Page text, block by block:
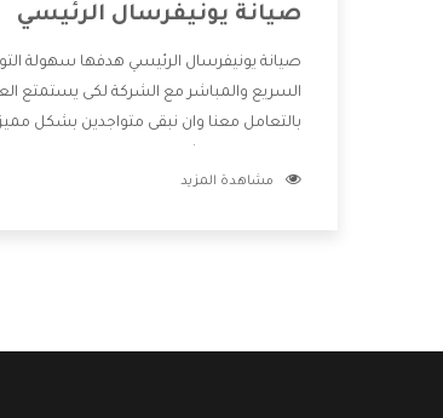
صيانة يونيفرسال الرئيسي
صيانة يونيفرسال الرئيسي هدفها سهولة
السريع والمباشر مع الشركة لكى يستمتع
بالتعامل معنا وان نبقى متواجدين بشكل
للعميل وان يستمتع بالخدمات التى تنفرد
مشاهدة المزيد